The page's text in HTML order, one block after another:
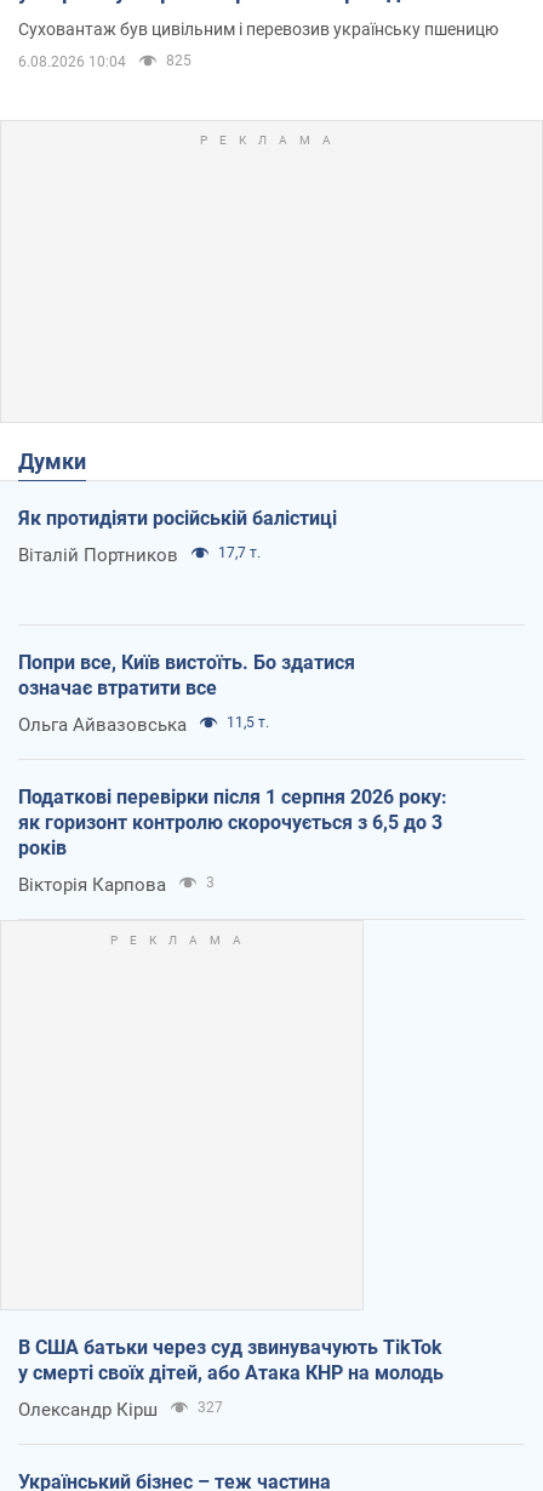
Суховантаж був цивільним і перевозив українську пшеницю
6.08.2026 10:04 825
Думки
Як протидіяти російській балістиці
Віталій Портников 17,7 т.
Попри все, Київ вистоїть. Бо здатися
означає втратити все
Ольга Айвазовська 11,5 т.
Податкові перевірки після 1 серпня 2026 року:
як горизонт контролю скорочується з 6,5 до 3
років
Вікторія Карпова 3
В США батьки через суд звинувачують TikTok
у смерті своїх дітей, або Атака КНР на молодь
Олександр Кірш 327
Український бізнес – теж частина